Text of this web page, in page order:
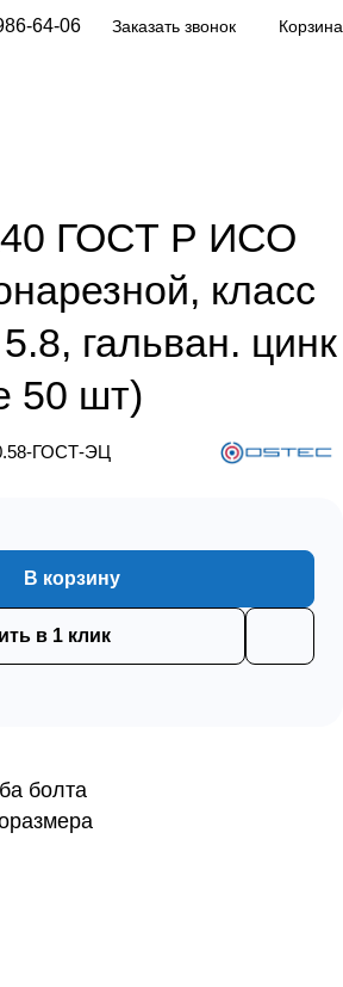
64-06 Заказать звонок Корзина
ГОСТ Р ИСО
класс
гальван. цинк
50 шт)
ГОСТ-ЭЦ
В корзину
в 1 клик
болта